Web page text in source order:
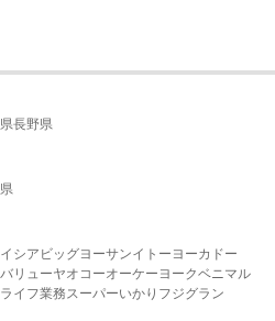
長野県
シア ビッグヨーサンイトーヨーカドー
リューヤオコーオーケー ヨークベニマル
ライフ業務スーパーいかり フジグラン